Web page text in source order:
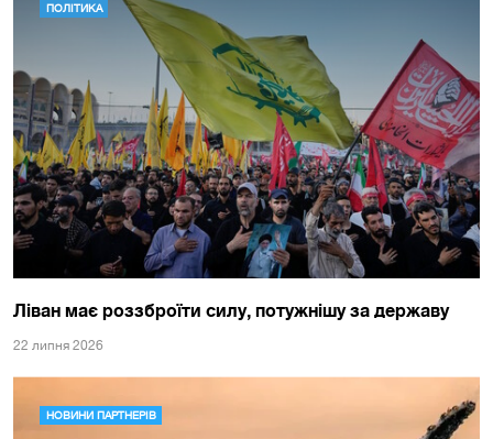
ПОЛІТИКА
Ліван має роззброїти силу, потужнішу за державу
22 липня 2026